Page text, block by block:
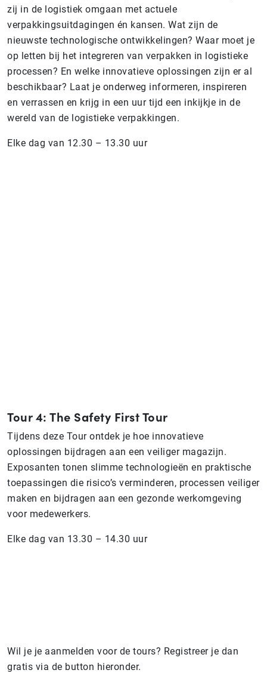
zij in de logistiek omgaan met actuele
verpakkingsuitdagingen én kansen. Wat zijn de
nieuwste technologische ontwikkelingen? Waar moet je
op letten bij het integreren van verpakken in logistieke
processen? En welke innovatieve oplossingen zijn er al
beschikbaar? Laat je onderweg informeren, inspireren
en verrassen en krijg in een uur tijd een inkijkje in de
wereld van de logistieke verpakkingen.
Elke dag van 12.30 – 13.30 uur
Tour 4: The Safety First Tour
Tijdens deze Tour ontdek je hoe innovatieve
oplossingen bijdragen aan een veiliger magazijn.
Exposanten tonen slimme technologieën en praktische
toepassingen die risico’s verminderen, processen veiliger
maken en bijdragen aan een gezonde werkomgeving
voor medewerkers.
Elke dag van 13.30 – 14.30 uur
Wil je je aanmelden voor de tours? Registreer je dan
gratis via de button hieronder.